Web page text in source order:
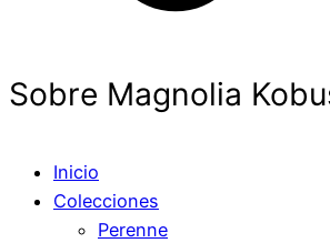
Sobre Magnolia
Inicio
Colecciones
Perenne